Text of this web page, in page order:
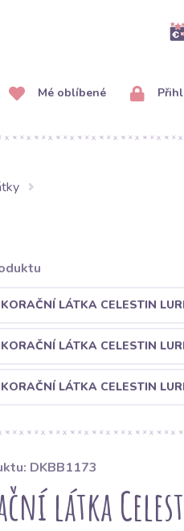
Mé oblíbené
LÁTKA CELESTIN
LÁTKA CELESTIN
LÁTKA CELESTIN
DKBB1173
látka